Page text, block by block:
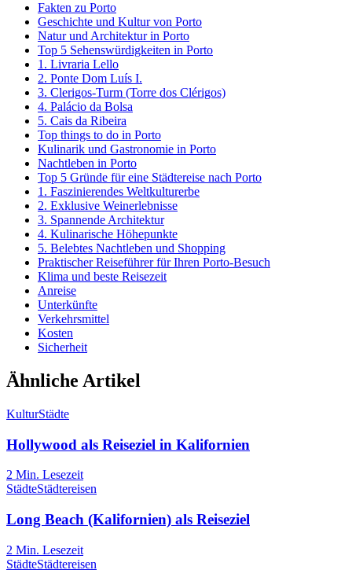
Fakten zu Porto
Geschichte und Kultur von Porto
Natur und Architektur in Porto
Top 5 Sehenswürdigkeiten in Porto
1. Livraria Lello
2. Ponte Dom Luís I.
3. Clerigos-Turm (Torre dos Clérigos)
4. Palácio da Bolsa
5. Cais da Ribeira
Top things to do in Porto
Kulinarik und Gastronomie in Porto
Nachtleben in Porto
Top 5 Gründe für eine Städtereise nach Porto
1. Faszinierendes Weltkulturerbe
2. Exklusive Weinerlebnisse
3. Spannende Architektur
4. Kulinarische Höhepunkte
5. Belebtes Nachtleben und Shopping
Praktischer Reiseführer für Ihren Porto-Besuch
Klima und beste Reisezeit
Anreise
Unterkünfte
Verkehrsmittel
Kosten
Sicherheit
Ähnliche Artikel
KulturStädte
Hollywood als Reiseziel in Kalifornien
2 Min. Lesezeit
StädteStädtereisen
Long Beach (Kalifornien) als Reiseziel
2 Min. Lesezeit
StädteStädtereisen